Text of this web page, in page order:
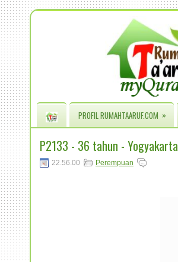
PROFIL RUMAHTAARUF.COM »
P2133 - 36 tahun - Yogyakarta
22.56.00 Perempuan